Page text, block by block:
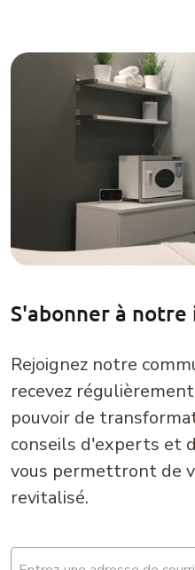
S'abonner à
Rejoignez notre
recevez
pouvoir de
conseils d'experts et
vous permettront de
revitalisé.
Email